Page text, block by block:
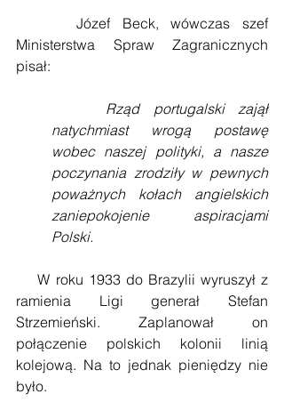
     Józef Beck, wówczas szef
Ministerstwa Spraw Zagranicznych
pisał:
natychmiast wrogą postawę
wobec naszej polityki, a nasze
poczynania zrodziły w pewnych
poważnych kołach angielskich
zaniepokojenie aspiracjami
Polski.
    W roku 1933 do Brazylii wyruszył z
ramienia Ligi generał Stefan
Strzemieński. Zaplanował on
połączenie polskich kolonii linią
kolejową. Na to jednak pieniędzy nie
było.